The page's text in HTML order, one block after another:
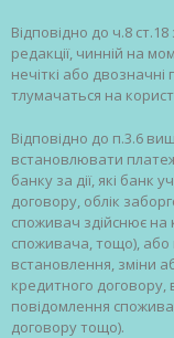
Відповідно до ч.8
редакції, чинній на
нечіткі або
тлумачаться на
Відповідно до п.3.6
встановлювати
банку за дії, які банк
договору, облік
споживач здійснює на
споживача, тощо),
встановлення, зміни
кредитного договору,
повідомлення
договору тощо).